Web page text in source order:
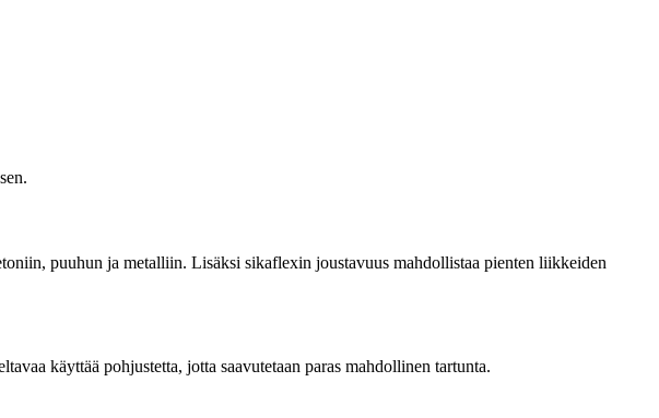
puuhun ja metalliin. Lisäksi sikaflexin joustavuus mahdollistaa pienten liikkeiden
käyttää pohjustetta, jotta saavutetaan paras mahdollinen tartunta.